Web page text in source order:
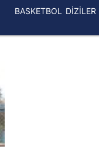
BASKETBOL DİZİLER